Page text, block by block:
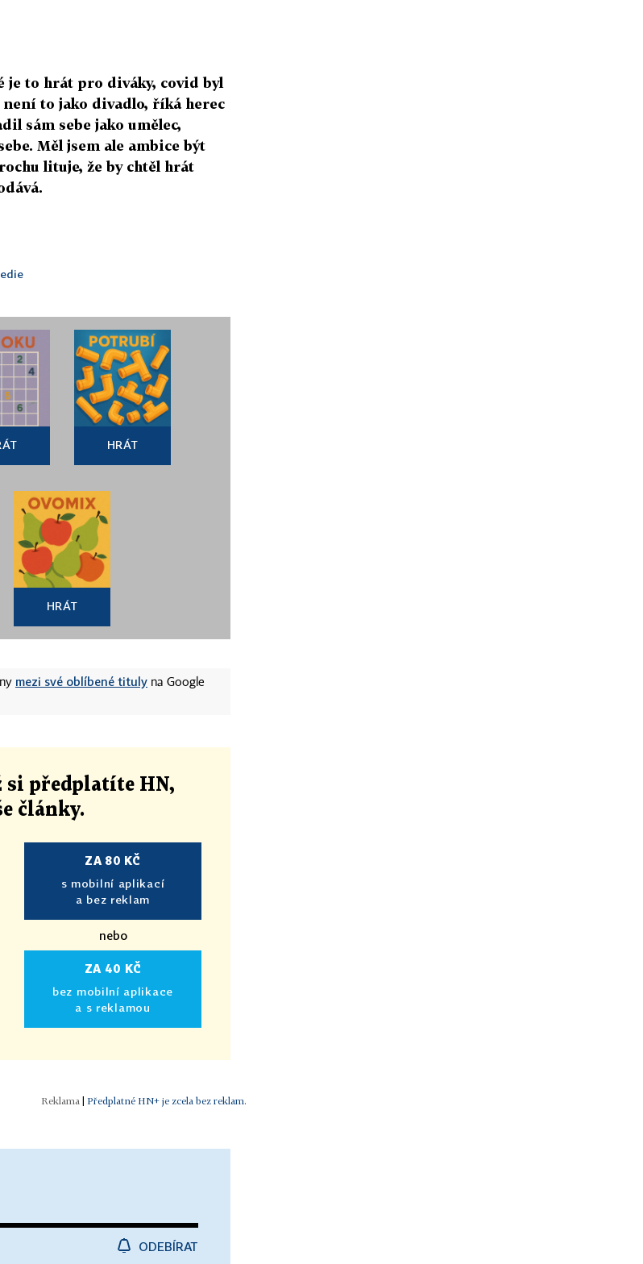
je to hrát pro diváky, covid byl
to jako divadlo, říká herec
sám sebe jako umělec,
Měl jsem ale ambice být
lituje, že by chtěl hrát
HRÁT
HRÁT
mezi své oblíbené tituly na Google
si předplatíte HN,
články.
ZA 80 KČ
s mobilní aplikací
a bez reklam
nebo
ZA 40 KČ
bez mobilní aplikace
a s reklamou
| Předplatné HN+ je zcela bez reklam.
ODEBÍRAT